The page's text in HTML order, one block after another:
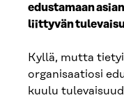
edustamaan
liittyvän
Kyllä, mutta
organisaatiosi
kuulu